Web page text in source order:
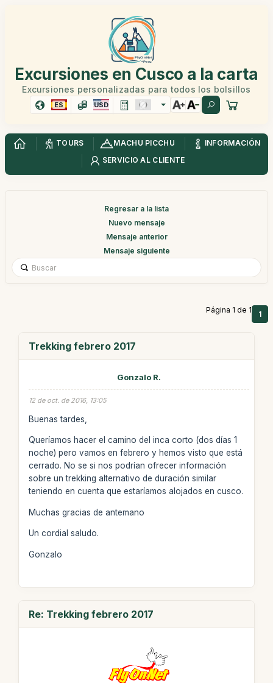
Excursiones en Cusco a la carta
Excursiones personalizadas para todos los bolsillos
ES USD
TOURS MACHU PICCHU
INFORMACIÓN
SERVICIO AL CLIENTE
Regresar a la lista
Nuevo mensaje
Mensaje anterior
Mensaje siguiente
Página 1 de 1 1
Trekking febrero 2017
Gonzalo R.
12 de oct. de 2016, 13:05
Buenas tardes,
Queríamos hacer el camino del inca corto (dos días 1
noche) pero vamos en febrero y hemos visto que está
cerrado. No se si nos podrían ofrecer información
sobre un trekking alternativo de duración similar
teniendo en cuenta que estaríamos alojados en cusco.
Muchas gracias de antemano
Un cordial saludo.
Gonzalo
Re: Trekking febrero 2017